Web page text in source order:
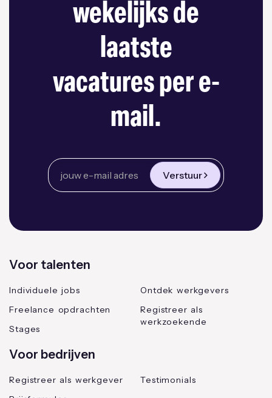
wekelijks de
laatste
vacatures per e-
mail.
Verstuur
Voor talenten
Individuele jobs
Freelance opdrachten
Stages
Ontdek werkgevers
Registreer als
werkzoekende
Voor bedrijven
Registreer als werkgever
Testimonials